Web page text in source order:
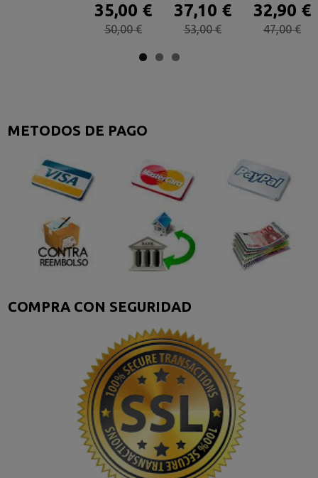
METODOS DE PAGO
COMPRA CON SEGURIDAD
35,00 €
50,00 €
37,10 €
53,00 €
32,90 €
47,00 €